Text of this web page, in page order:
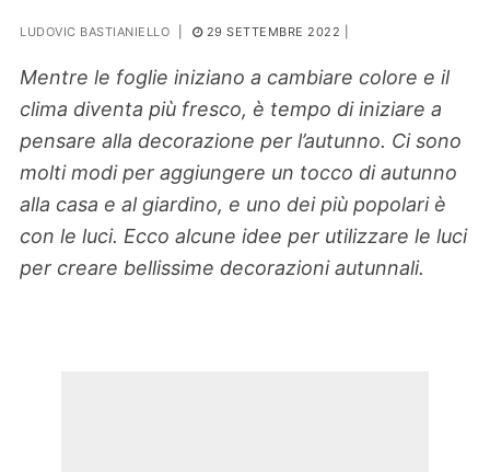
Ortaggio
LUDOVIC BASTIANIELLO 29 SETTEMBRE 2022
Mentre le foglie iniziano a cambiare colore e il
clima diventa più fresco, è tempo di iniziare a
pensare alla decorazione per l’autunno. Ci sono
molti modi per aggiungere un tocco di autunno
alla casa e al giardino, e uno dei più popolari è
con le luci. Ecco alcune idee per utilizzare le luci
per creare bellissime decorazioni autunnali.